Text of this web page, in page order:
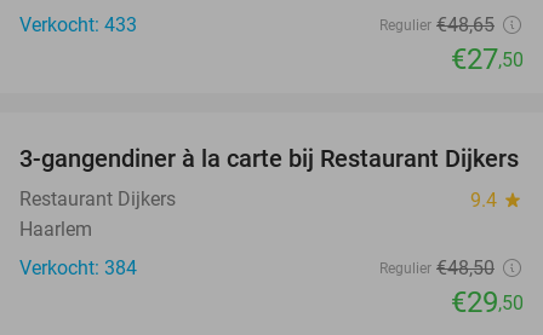
Verkocht: 433
Regulier €48,65
€27,50
39%
3-gangendiner à la carte bij Restaurant Dijkers
Restaurant Dijkers 9.4 star
Haarlem
Verkocht: 384
Regulier €48,50
€29,50